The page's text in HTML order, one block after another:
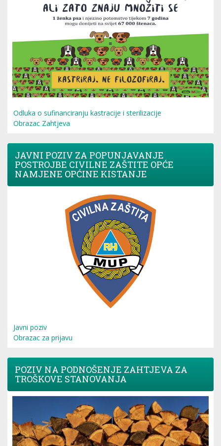
Odluka o sufinanciranju kastracije i sterilizacije
Obrazac Zahtjeva
JAVNI POZIV ZA POPUNJAVANJE
POSTROJBE CIVILNE ZAŠTITE OPĆE
NAMJENE OPĆINE KISTANJE
Javni poziv
Obrazac za prijavu
POZIV NA PODNOŠENJE ZAHTJEVA ZA
TROŠKOVE STANOVANJA